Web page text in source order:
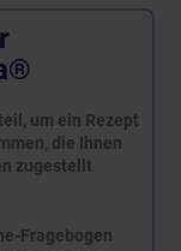
um ein Rezept
die Ihnen
zugestellt
Fragebogen